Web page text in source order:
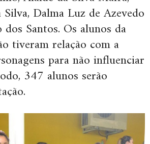
Dalma Luz de Azevedo
Santos. Os alunos da
tiveram relação com a
para não influenciar
347 alunos serão